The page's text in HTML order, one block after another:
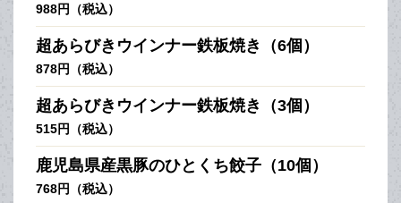
988円（税込）
超あらびきウインナー鉄板焼き（6個）
878円（税込）
超あらびきウインナー鉄板焼き（3個）
515円（税込）
鹿児島県産黒豚のひとくち餃子（10個）
768円（税込）